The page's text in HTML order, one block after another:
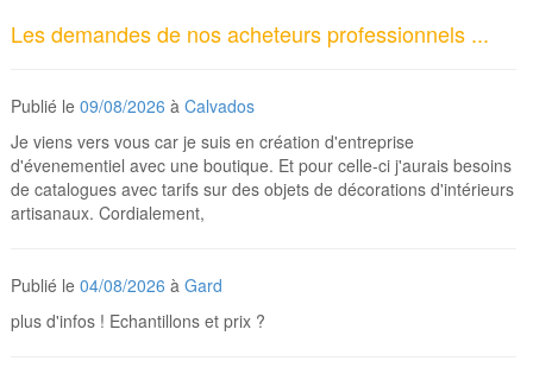
Les demandes de nos acheteurs professionnels ...
Publié le09/08/2026 àCalvados
Je viens vers vous car je suis en création d'entreprise
d'évenementiel avec une boutique. Et pour celle-ci j'aurais besoins
de catalogues avec tarifs sur des objets de décorations d'intérieurs
artisanaux. Cordialement,
Publié le04/08/2026 àGard
plus d'infos ! Echantillons et prix ?